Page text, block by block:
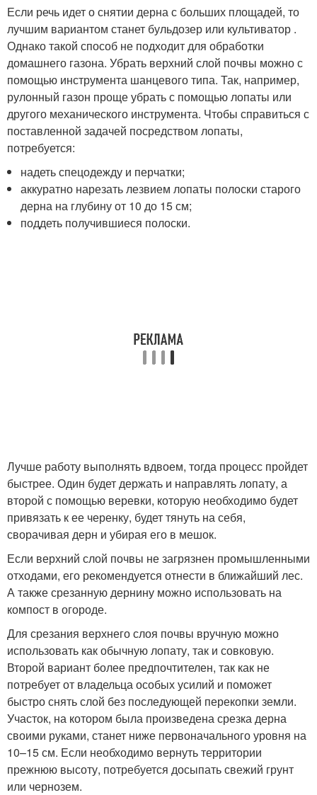
Если речь идет о снятии дерна с больших площадей, то
лучшим вариантом станет бульдозер или культиватор .
Однако такой способ не подходит для обработки
домашнего газона. Убрать верхний слой почвы можно с
помощью инструмента шанцевого типа. Так, например,
рулонный газон проще убрать с помощью лопаты или
другого механического инструмента. Чтобы справиться с
поставленной задачей посредством лопаты,
потребуется:
надеть спецодежду и перчатки;
аккуратно нарезать лезвием лопаты полоски старого
дерна на глубину от 10 до 15 см;
поддеть получившиеся полоски.
Лучше работу выполнять вдвоем, тогда процесс пройдет
быстрее. Один будет держать и направлять лопату, а
второй с помощью веревки, которую необходимо будет
привязать к ее черенку, будет тянуть на себя,
сворачивая дерн и убирая его в мешок.
Если верхний слой почвы не загрязнен промышленными
отходами, его рекомендуется отнести в ближайший лес.
А также срезанную дернину можно использовать на
компост в огороде.
Для срезания верхнего слоя почвы вручную можно
использовать как обычную лопату, так и совковую.
Второй вариант более предпочтителен, так как не
потребует от владельца особых усилий и поможет
быстро снять слой без последующей перекопки земли.
Участок, на котором была произведена срезка дерна
своими руками, станет ниже первоначального уровня на
10–15 см. Если необходимо вернуть территории
прежнюю высоту, потребуется досыпать свежий грунт
или чернозем.